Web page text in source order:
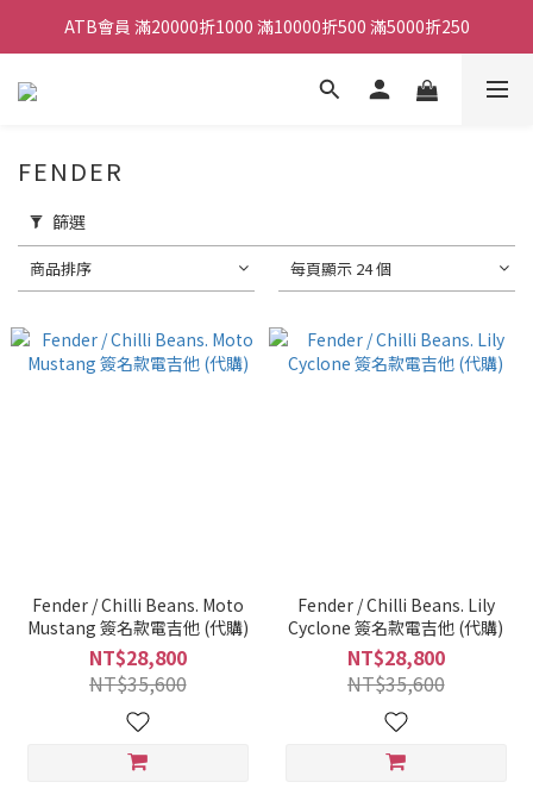
ATB會員 滿20000折1000 滿10000折500 滿5000折250
ATB會員 滿20000折1000 滿10000折500 滿5000折250
全館滿490元免運
ATB會員 滿20000折1000 滿10000折500 滿5000折250
FENDER
篩選
商品排序 每頁顯示 24 個
Fender / Chilli Beans. Moto
Mustang 簽名款電吉他 (代購)
NT$28,800
NT$35,600
Fender / Chilli Beans. Lily
Cyclone 簽名款電吉他 (代購)
NT$28,800
NT$35,600